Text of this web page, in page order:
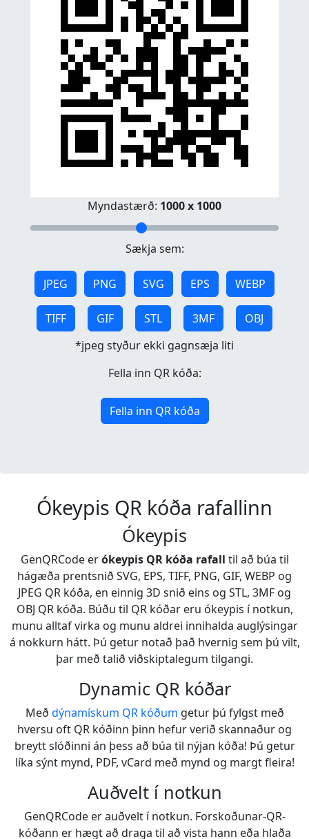
Myndastærð: 1000 x 1000
Sækja sem:
JPEG PNG SVG EPS WEBP
TIFF GIF STL 3MF
OBJ
*jpeg styður ekki gagnsæja liti
Fella inn QR kóða:
Fella inn QR kóða
Ókeypis QR kóða rafallinn
Ókeypis
GenQRCode erókeypis QR kóða rafall til að búa til
hágæða prentsnið SVG, EPS, TIFF, PNG, GIF, WEBP og
JPEG QR kóða, en einnig 3D snið eins og STL, 3MF og
OBJ QR kóða. Búðu til QR kóðar eru ókeypis í notkun,
munu alltaf virka og munu aldrei innihalda auglýsingar
á nokkurn hátt. Þú getur notað það hvernig sem þú vilt,
þar með talið viðskiptalegum tilgangi.
Dynamic QR kóðar
Með dýnamískum QR kóðum getur þú fylgst með
hversu oft QR kóðinn þinn hefur verið skannaður og
breytt slóðinni án þess að búa til nýjan kóða! Þú getur
líka sýnt mynd, PDF, vCard með mynd og margt fleira!
Auðvelt í notkun
GenQRCode er auðvelt í notkun. Forskoðunar-QR-
kóðann er hægt að draga til að vista hann eða hlaða